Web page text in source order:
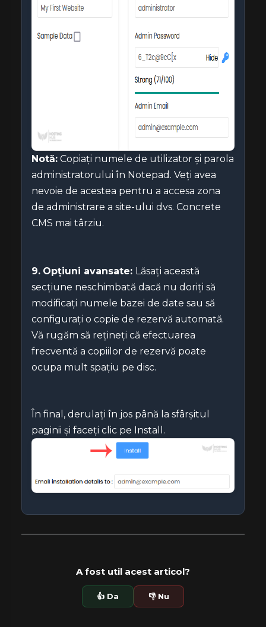
Notă: Copiați numele de utilizator și parola
administratorului în Notepad. Veți avea
nevoie de acestea pentru a accesa zona
de administrare a site-ului dvs. Concrete
CMS mai târziu.
9. Opțiuni avansate: Lăsați această
secțiune neschimbată dacă nu doriți să
modificați numele bazei de date sau să
configurați o copie de rezervă automată.
Vă rugăm să rețineți că efectuarea
frecventă a copiilor de rezervă poate
ocupa mult spațiu pe disc.
În final, derulați în jos până la sfârșitul
paginii și faceți clic pe Install.
A fost util acest articol?
👍 Da 👎 Nu